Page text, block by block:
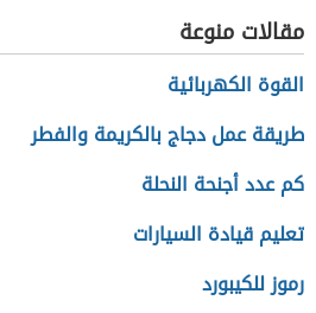
مقالات منوعة
القوة الكهربائية
طريقة عمل دجاج بالكريمة والفطر
كم عدد أجنحة النحلة
تعليم قيادة السيارات
رموز للكيبورد